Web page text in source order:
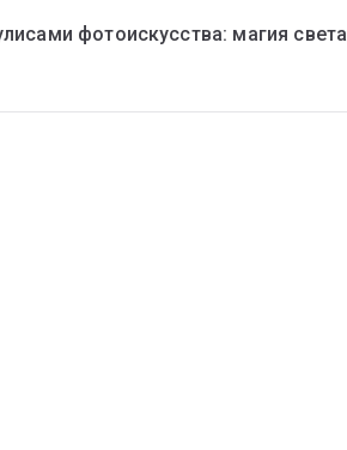
фотоискусства: магия света